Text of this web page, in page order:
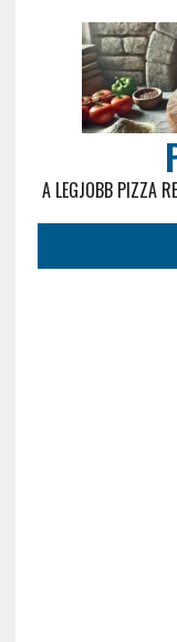
A LEGJOBB PIZZA